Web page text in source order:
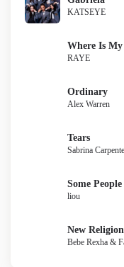
KATSEYE
Where Is
RAYE
Ordinary
Alex Warren
Tears
Sabrina
Some People
liou
New Religion
Bebe Rexha &